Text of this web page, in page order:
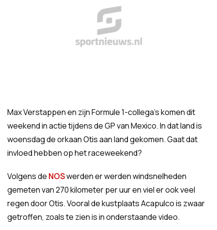
Max Verstappen en zijn Formule 1-collega's komen dit
weekend in actie tijdens de GP van Mexico. In dat land is
woensdag de orkaan Otis aan land gekomen. Gaat dat
invloed hebben op het raceweekend?
Volgens de NOSwerden er werden windsnelheden
gemeten van 270 kilometer per uur en viel er ook veel
regen door Otis. Vooral de kustplaats Acapulco is zwaar
getroffen, zoals te zien is in onderstaande video.